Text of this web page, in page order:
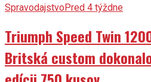
SpravodajstvoPred 4 týždne
Triumph Speed Twin
Britská custom